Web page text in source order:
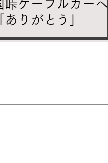
峠ケーブルカーへ
ありがとう」